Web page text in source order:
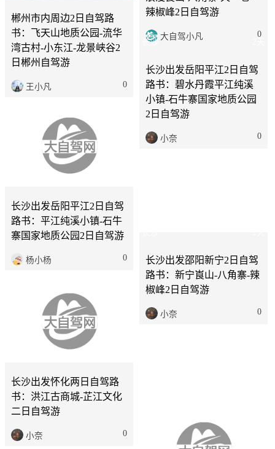
辣椒峰2日自驾游
大自驾小凡 0
郴州市内周边2日自驾路
书：飞天山地质公园-流华
湾古村-小东江-龙景峡谷2
日郴州自驾游
王小凡 0
长沙
长沙出发岳阳平江2日自驾
路书：平江纯溪小镇-石牛
寨国家地质公园2日自驾游
2天
长沙
长沙出发怀化两日自驾路
书：洪江古商城-芷江文化
二日自驾游
小奈 0